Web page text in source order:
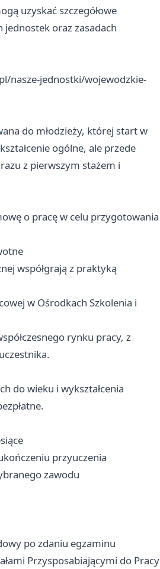
uzyskać szczegółowe
oraz zasadach
nasze-jednostki/wojewodzkie-
do młodzieży, której start w
ogólne, ale przede
z pierwszym stażem i
o pracę w celu przygotowania
współgrają z praktyką
w Ośrodkach Szkolenia i
rynku pracy, z
do wieku i wykształcenia
przyuczenia
zawodu
po zdaniu egzaminu
Przysposabiającymi do Pracy